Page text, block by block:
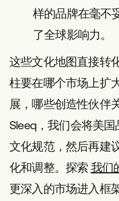
样的品牌在毫不
了全球影响力。
这些文化地图直接转
柱要在哪个市场上扩
展，哪些创造性伙伴
Sleeq，我们会将美
文化规范，然后再建
化和调整。探索 我们
更深入的市场进入框架